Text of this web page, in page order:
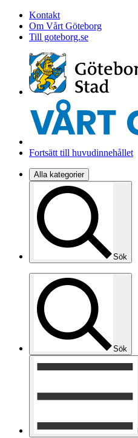
Kontakt
Om Vårt Göteborg
Till goteborg.se
Fortsätt till huvudinnehållet
Alla kategorier
Sök
Sök